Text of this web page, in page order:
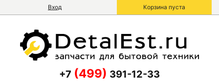
Вход Корзина пуста
+7 (499) 391-12-33